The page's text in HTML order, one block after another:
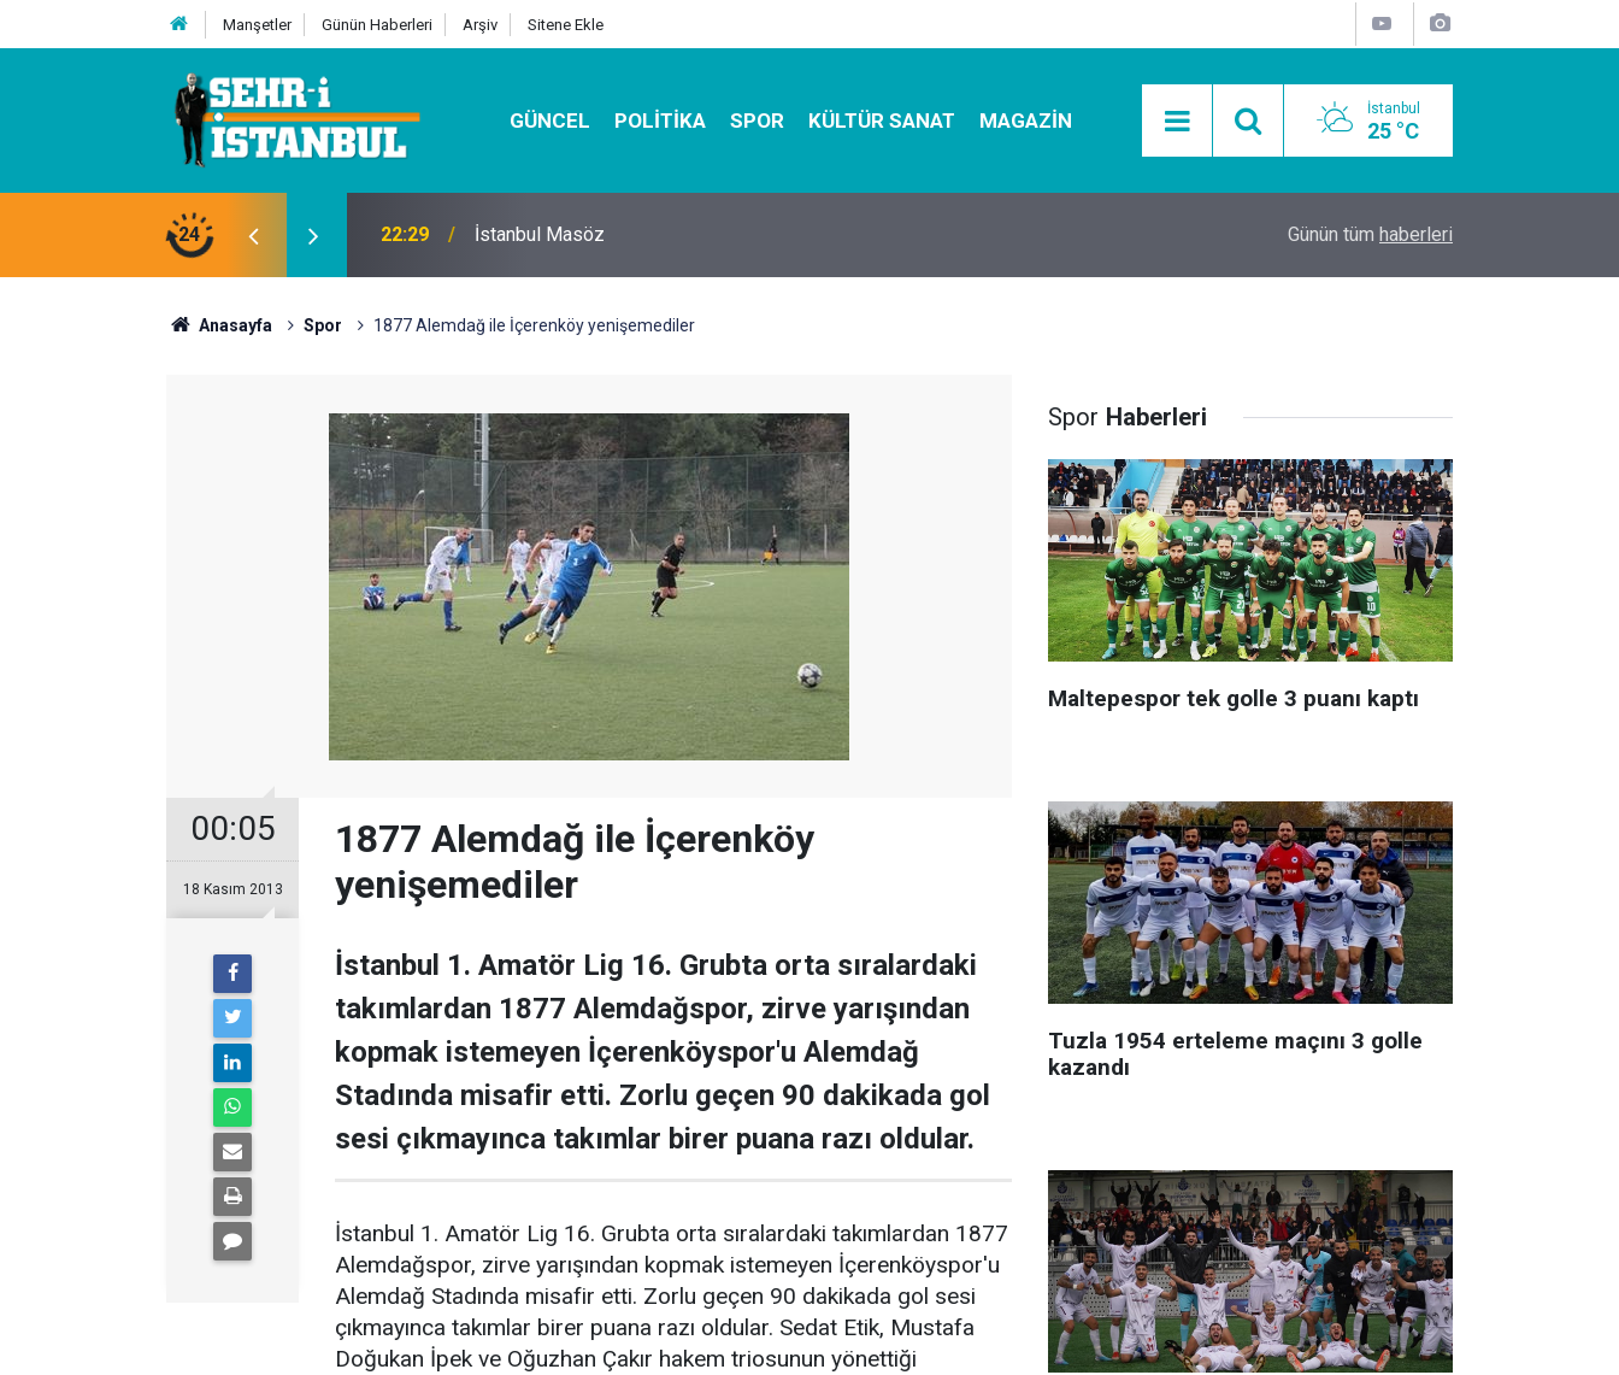
Manşetler Günün Haberleri Arşiv Sitene Ekle
GÜNCEL POLITIKA SPOR KÜLTÜR SANAT MAGAZIN İstanbul
25 °C
24 07:32 Kutu Sihirbazı ile Estetik, Dayanıklı ve Çevre Dostu Ambalaj Mobil Araçlarla Hayır Lokması Dağıtımının
Günün tüm haberleri
Anasayfa Spor 1877 Alemdağ ile İçerenköy yenişemediler
00:05
18 Kasım 2013
1877 Alemdağ ile İçerenköy
yenişemediler
İstanbul 1. Amatör Lig 16. Grubta orta sıralardaki
takımlardan 1877 Alemdağspor, zirve yarışından
kopmak istemeyen İçerenköyspor'u Alemdağ
Stadında misafir etti. Zorlu geçen 90 dakikada gol
sesi çıkmayınca takımlar birer puana razı oldular.
İstanbul 1. Amatör Lig 16. Grubta orta sıralardaki takımlardan 1877
Alemdağspor, zirve yarışından kopmak istemeyen İçerenköyspor'u
Alemdağ Stadında misafir etti. Zorlu geçen 90 dakikada gol sesi
çıkmayınca takımlar birer puana razı oldular. Sedat Etik, Mustafa
Doğukan İpek ve Oğuzhan Çakır hakem triosunun yönettiği
Spor Haberleri
Maltepespor tek golle 3 puanı kaptı
Tuzla 1954 erteleme maçını 3 golle
kazandı